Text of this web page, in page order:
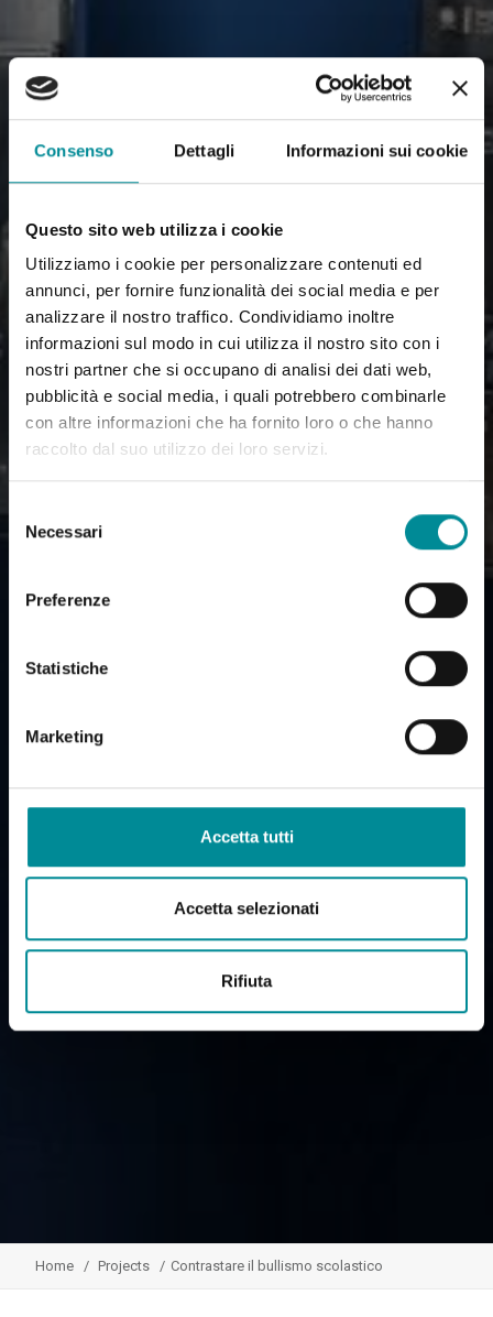
Consenso Dettagli Informazioni sui cookie
Questo sito web utilizza i cookie
Utilizziamo i cookie per personalizzare contenuti ed
annunci, per fornire funzionalità dei social media e per
analizzare il nostro traffico. Condividiamo inoltre
informazioni sul modo in cui utilizza il nostro sito con i
nostri partner che si occupano di analisi dei dati web,
pubblicità e social media, i quali potrebbero combinarle
con altre informazioni che ha fornito loro o che hanno
raccolto dal suo utilizzo dei loro servizi.
delNecessari
Preferenze
Statistiche
Marketing
Accetta tutti
Accetta selezionati
Rifiuta
Home Projects Contrastare il bullismo scolastico